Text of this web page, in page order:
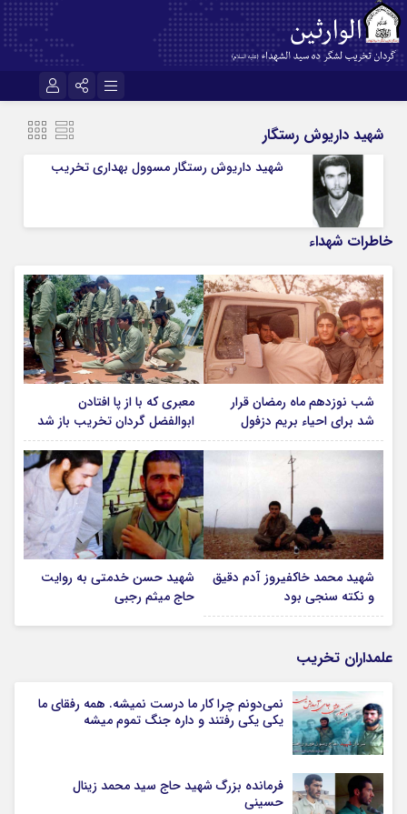
سروش
آپارات
شهید داریوش رستگار
شهید داریوش رستگار مسوول بهداری تخریب
خاطرات شهداء
شب نوزدهم ماه رمضان قرار
شد برای احیاء بریم دزفول
معبری که با از پا افتادن
ابوالفضل گردان تخریب باز شد
شهید محمد خاکفیروز آدم دقیق
و نکته سنجی بود
شهید حسن خدمتی به روایت
حاج میثم رجبی
علمداران تخریب
نمی‌دونم چرا کار ما درست نمیشه. همه رفقای ما
یکی یکی رفتند و داره جنگ تموم میشه
فرمانده بزرگ شهید حاج سید محمد زینال
حسینی